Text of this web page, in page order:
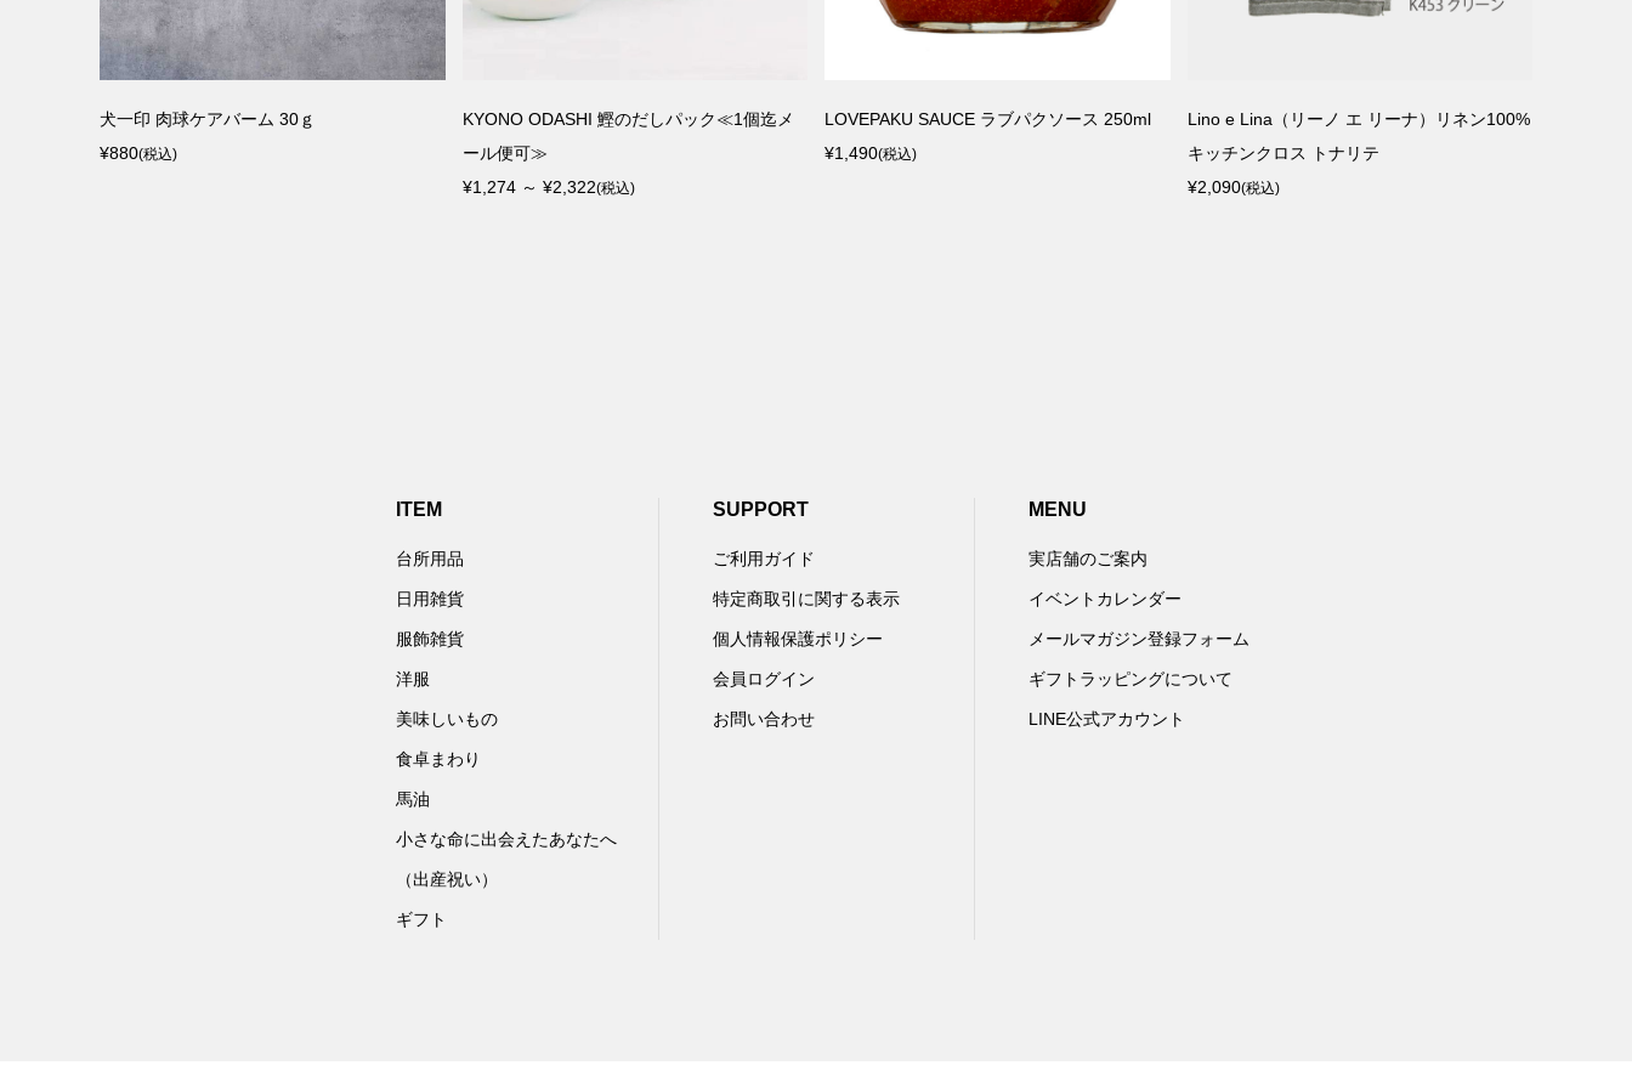
犬一印 肉球ケアバーム 30ｇ
¥880(税込)
KYONO ODASHI 鰹のだしパック≪1個迄メ
ール便可≫
¥1,274 ～ ¥2,322(税込)
LOVEPAKU SAUCE ラブパクソース 250ml
¥1,490(税込)
Lino e Lina（リーノ エ リーナ）リネン100%
キッチンクロス トナリテ
¥2,090(税込)
ITEM
台所用品
日用雑貨
服飾雑貨
洋服
美味しいもの
食卓まわり
馬油
小さな命に出会えたあなたへ
（出産祝い）
ギフト
SUPPORT
ご利用ガイド
特定商取引に関する表示
個人情報保護ポリシー
会員ログイン
お問い合わせ
MENU
実店舗のご案内
イベントカレンダー
メールマガジン登録フォーム
ギフトラッピングについて
LINE公式アカウント